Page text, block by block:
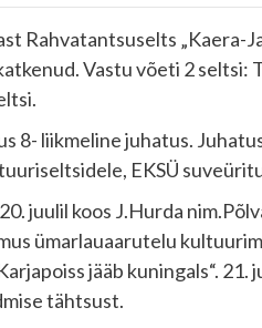
Rahvatantsuselts „Kaera-
Vastu võeti 2 seltsi:
8- liikmeline juhatus.
EKSÜ
juulil koos J.Hurda
ümarlauaarutelu
jääb kuningals“.
tähtsust.